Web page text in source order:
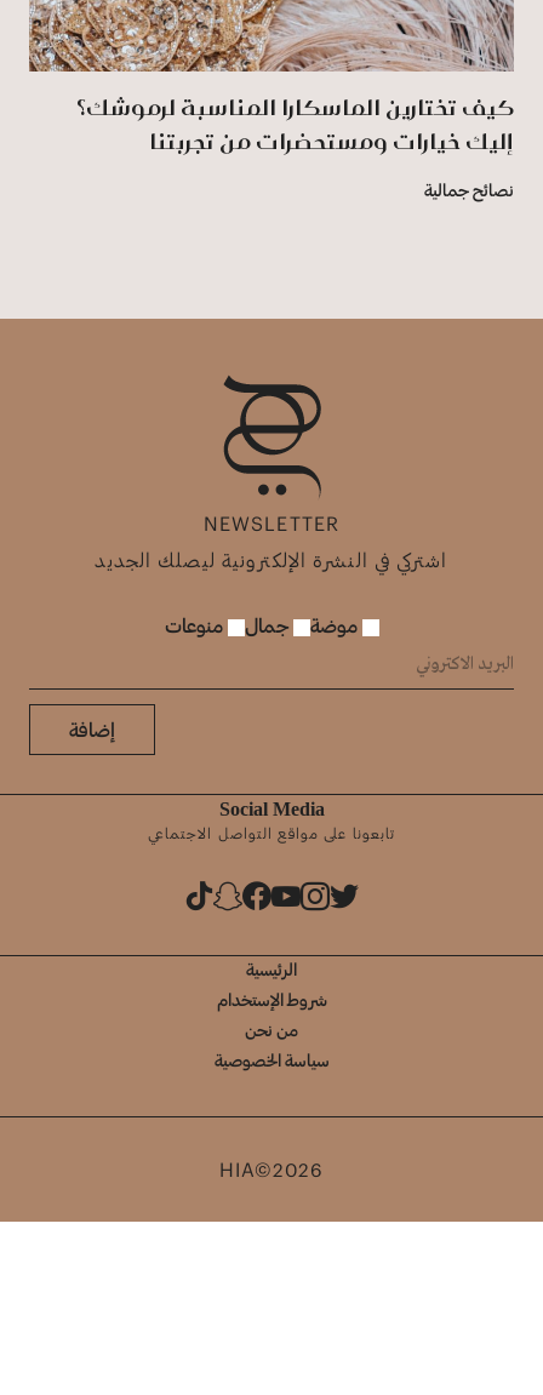
كيف تختارين الماسكارا المناسبة لرموشك؟
إليك خيارات ومستحضرات من تجربتنا
نصائح جمالية
NEWSLETTER
اشتركي في النشرة الإلكترونية ليصلك الجديد
موضة جمال منوعات
إضافة
Social Media
تابعونا على مواقع التواصل الاجتماعي
الرئيسية
شروط الإستخدام
من نحن
سياسة الخصوصية
HIA©2026